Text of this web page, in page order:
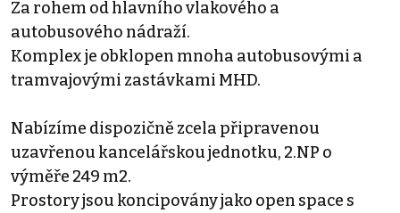
Za rohem od hlavního vlakového a
autobusového nádraží.
Komplex je obklopen mnoha autobusovými a
tramvajovými zastávkami MHD.
Nabízíme dispozičně zcela připravenou
uzavřenou kancelářskou jednotku, 2.NP o
výměře 249 m2.
Prostory jsou koncipovány jako open space s